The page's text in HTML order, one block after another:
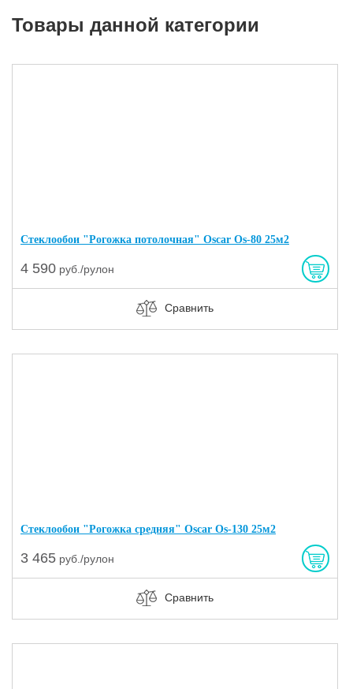
Товары данной категории
Стеклообои "Рогожка потолочная" Oscar Os-80 25м2
4 590 руб./рулон
Сравнить
Стеклообои "Рогожка средняя" Oscar Os-130 25м2
3 465 руб./рулон
Сравнить